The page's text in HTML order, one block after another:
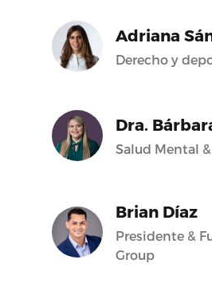
Adriana
Derecho y
Dra.
Salud Mental
Brian Díaz
Presidente &
Group